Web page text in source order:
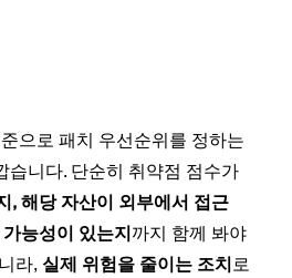
으로 패치 우선순위를 정하는
습니다. 단순히 취약점 점수가
, 해당 자산이 외부에서 접근
능성이 있는지까지 함께 봐야
라, 실제 위험을 줄이는 조치 로